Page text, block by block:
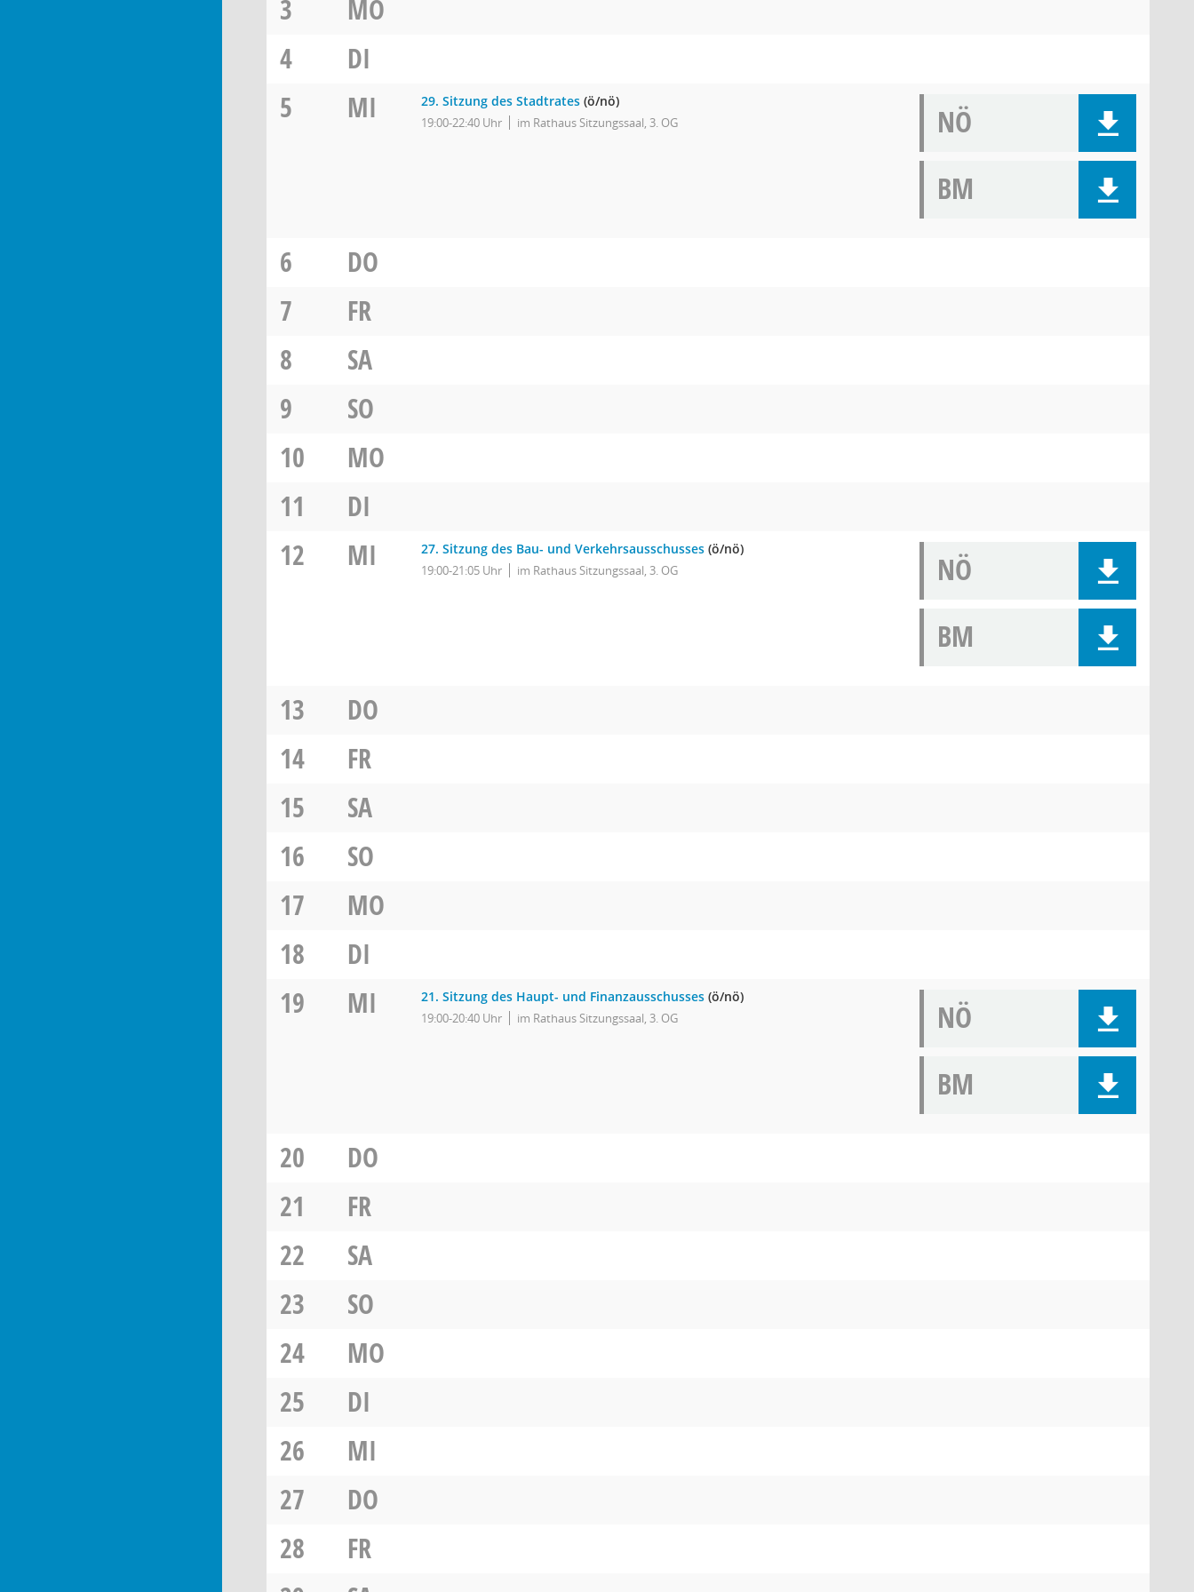
3
MO
4
DI
5
MI 29. Sitzung des Stadtrates (ö/nö)
19:00-22:40 Uhr im Rathaus Sitzungssaal, 3. OG
NÖ
BM
6
DO
7
FR
8
SA
9
SO
10
MO
11
DI
12
MI 27. Sitzung des Bau- und Verkehrsausschusses (ö/nö)
19:00-21:05 Uhr im Rathaus Sitzungssaal, 3. OG
NÖ
BM
13
DO
14
FR
15
SA
16
SO
17
MO
18
DI
19
MI 21. Sitzung des Haupt- und Finanzausschusses (ö/nö)
19:00-20:40 Uhr im Rathaus Sitzungssaal, 3. OG
NÖ
BM
20
DO
21
FR
22
SA
23
SO
24
MO
25
DI
26
MI
27
DO
28
FR